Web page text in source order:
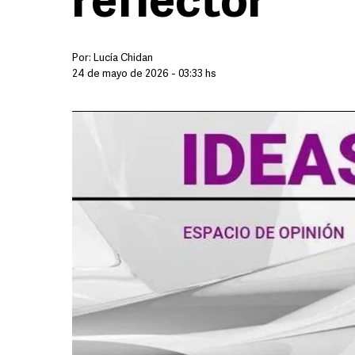
Por: Lucía Chidan
24 de mayo de 2026 - 03:33 hs